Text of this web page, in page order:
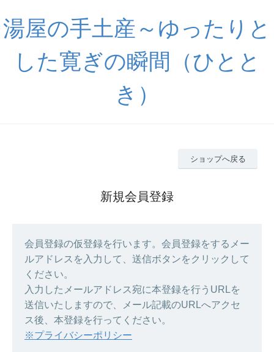
湯屋の手土産～ゆったりと
した寛ぎの瞬間（ひとと
き）
ショップへ戻る
新規会員登録
会員登録の仮登録を行います。会員登録をするメー
ルアドレスを入力して、送信ボタンをクリックして
ください。
入力したメールアドレス宛に本登録を行うURLを
送信いたしますので、メール記載のURLへアクセ
ス後、本登録を行ってください。
※プライバシーポリシー